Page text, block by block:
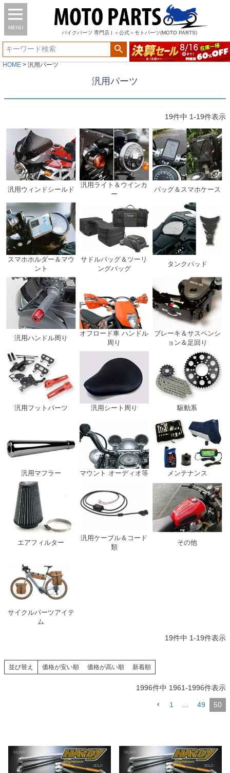
MENU
バイク パーツ 専門店 | ＜公式＞モトパーツ(MOTO PARTS)
HOME 汎用パーツ
汎用パーツ
19件中 1-19件表示
汎用ウィンドシールド
汎用ライト＆ウインカ
ー
バッグ＆スマホケース
スマホホルダー＆マウ
ント
サドルバッグ＆ツーリ
ングバッグ
タンクパッド
汎用ハンドル周り
オフロード車 ハンドル
周り
ブレーキ＆サスペンシ
ョン＆足回り
汎用フットパーツ 汎用シート周り 駆動系
汎用マフラー マウント オーディオ等 メンテナンス
エアフィルター
汎用ケーブル＆コード
類
その他
サイクルパーツアイテ
ム
19件中 1-19件表示
並び替え 価格が安い順 価格が高い順 新着順
1996件中 1961-1996件表示
1 49 50